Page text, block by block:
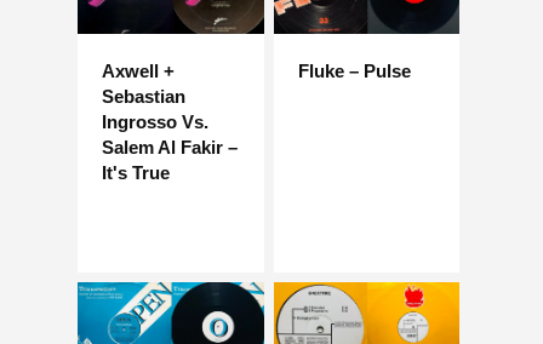
Axwell +
Sebastian
Ingrosso Vs.
Salem Al Fakir –
It's True
Fluke – Pulse